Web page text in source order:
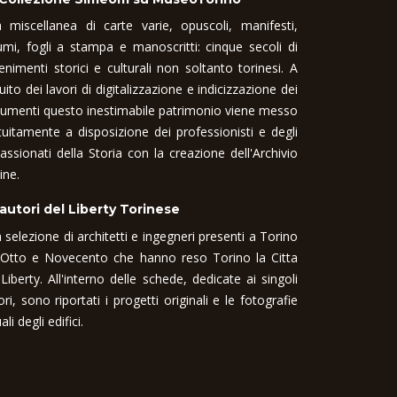
miscellanea di carte varie, opuscoli, manifesti,
fogli a stampa e manoscritti: cinque secoli di
storici e culturali non soltanto torinesi. A
dei lavori di digitalizzazione e indicizzazione dei
questo inestimabile patrimonio viene messo
a disposizione dei professionisti e degli
della Storia con la creazione dell'Archivio
del Liberty Torinese
selezione di architetti e ingegneri presenti a Torino
e Novecento che hanno reso Torino la Citta
All'interno delle schede, dedicate ai singoli
sono riportati i progetti originali e le fotografie
degli edifici.